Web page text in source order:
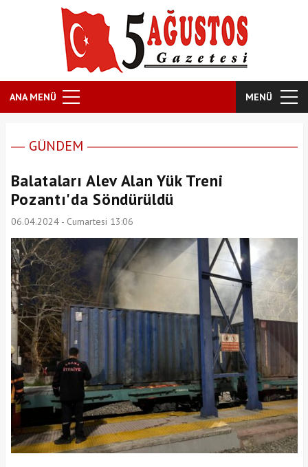
ANA MENÜ MENÜ
GÜNDEM
Balataları Alev Alan Yük Treni
Pozantı'da Söndürüldü
06.04.2024 - Cumartesi 13:06